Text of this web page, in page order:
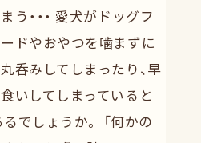
まう・・・ 愛犬がドッグフ
ードやおやつを噛まずに
丸呑みしてしまったり、早
食いしてしまっていると
でしょうか。 「何かの